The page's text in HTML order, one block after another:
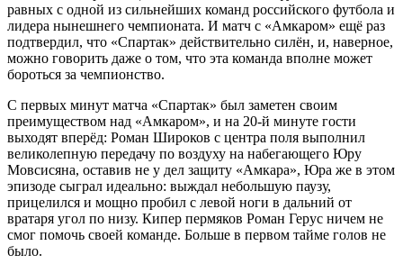
равных с одной из сильнейших команд российского футбола и
лидера нынешнего чемпионата. И матч с «Амкаром» ещё раз
подтвердил, что «Спартак» действительно силён, и, наверное,
можно говорить даже о том, что эта команда вполне может
бороться за чемпионство.
С первых минут матча «Спартак» был заметен своим
преимуществом над «Амкаром», и на 20-й минуте гости
выходят вперёд: Роман Широков с центра поля выполнил
великолепную передачу по воздуху на набегающего Юру
Мовсисяна, оставив не у дел защиту «Амкара», Юра же в этом
эпизоде сыграл идеально: выждал небольшую паузу,
прицелился и мощно пробил с левой ноги в дальний от
вратаря угол по низу. Кипер пермяков Роман Герус ничем не
смог помочь своей команде. Больше в первом тайме голов не
было.